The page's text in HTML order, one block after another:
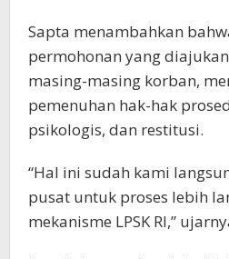
Sapta menambahkan
permohonan yang
masing-masing korban,
pemenuhan hak-hak
psikologis, dan restitusi.
“Hal ini sudah kami
pusat untuk proses lebih
mekanisme LPSK RI,”